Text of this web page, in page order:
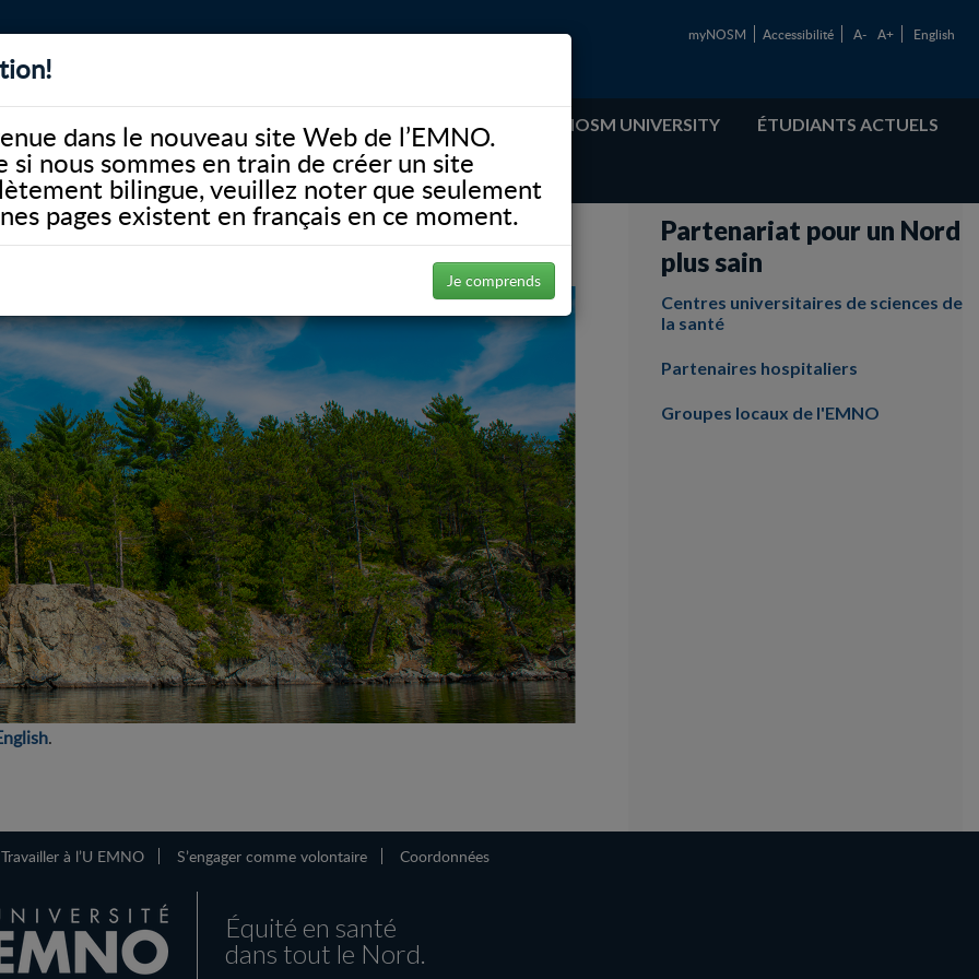
dans le nouveau site Web de l’EMNO.
si nous sommes en train de créer un site
bilingue, veuillez noter que seulement
pages existent en français en ce moment.
Je comprends
myNOSM Accessibilité A- A+ English
BIBLIOTHÈQUE FACULTÉ DONATE ABOUT NOSM UNIVERSITY ÉTUDIANTS ACTUELS
.
Partenariat pour un Nord
plus sain
Centres universitaires de sciences de
la santé
Partenaires hospitaliers
Groupes locaux de l'EMNO
Travailler à l’U EMNO S’engager comme volontaire Coordonnées
Équité en santé
dans tout le Nord.